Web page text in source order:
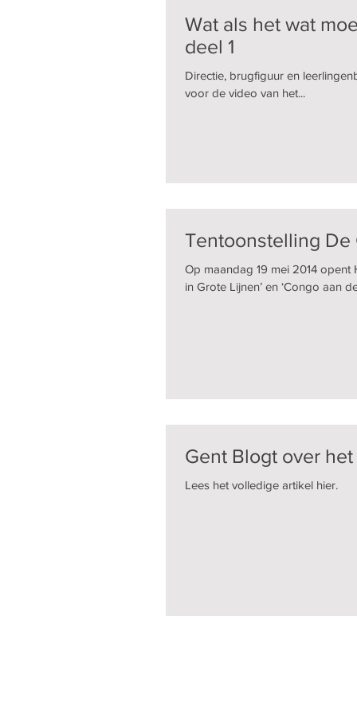
Wat als het wat
deel 1
Directie, brugfiguur en
voor de video van het...
Tentoonstelling De
Op maandag 19 mei 2014
in Grote Lijnen’ en ‘Congo aan
Gent Blogt over
Lees het volledige artikel hier.